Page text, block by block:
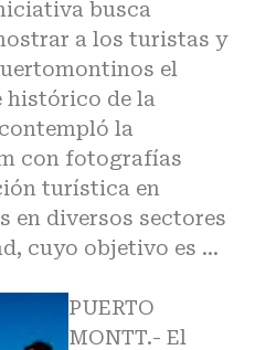
busca
a los turistas y
el
de la
la
con fotografías
turística en
en diversos sectores
cuyo objetivo es …
PUERTO
MONTT.- El